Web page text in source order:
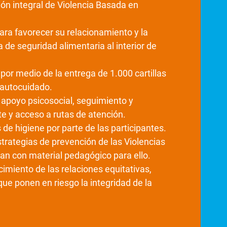
integral de Violencia Basada en
favorecer su relacionamiento y la
de seguridad alimentaria al interior de
medio de la entrega de 1.000 cartillas
psicosocial, seguimiento y
y acceso a rutas de atención.
higiene por parte de las participantes.
de prevención de las Violencias
con material pedagógico para ello.
de las relaciones equitativas,
ponen en riesgo la integridad de la